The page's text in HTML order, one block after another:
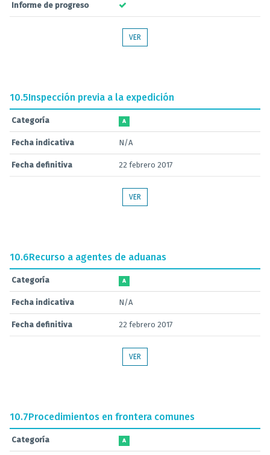
Informe de progreso
VER
10.5Inspección previa a la expedición
Categoría A
Fecha indicativa N/A
Fecha definitiva 22 febrero 2017
VER
10.6Recurso a agentes de aduanas
Categoría A
Fecha indicativa N/A
Fecha definitiva 22 febrero 2017
VER
10.7Procedimientos en frontera comunes
Categoría A